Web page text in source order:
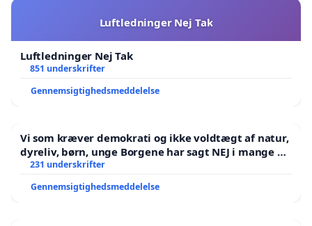
Luftledninger Nej Tak
Luftledninger Nej Tak
851 underskrifter
Gennemsigtighedsmeddelelse
Vi som kræver demokrati og ikke voldtægt af natur,
dyreliv, børn, unge Borgene har sagt NEJ i mange år.
Der er
231 underskrifter
Gennemsigtighedsmeddelelse